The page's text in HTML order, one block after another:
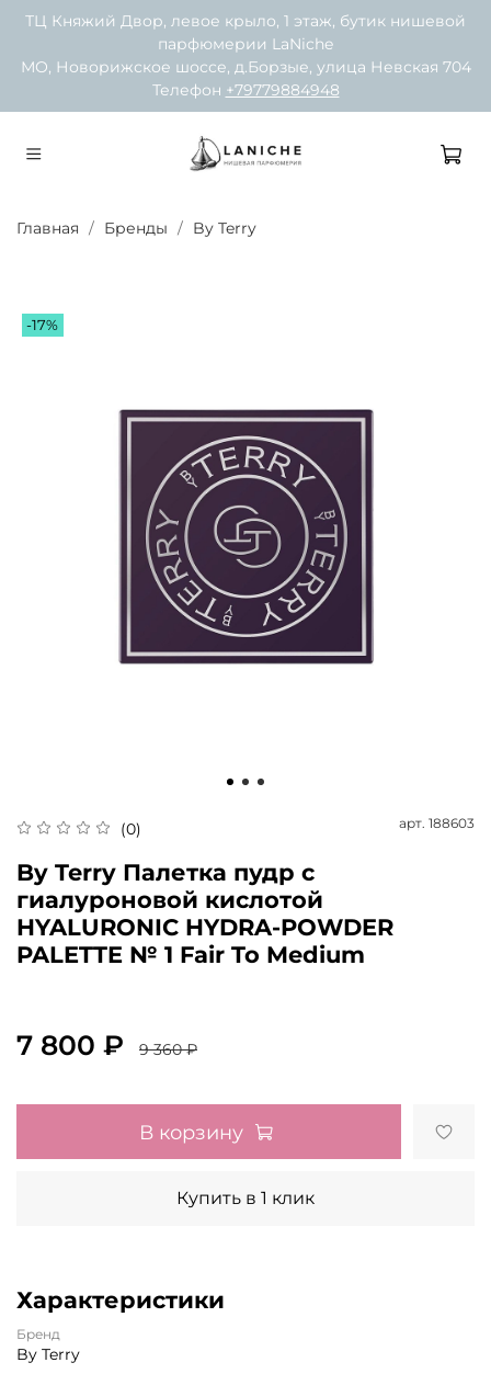
ТЦ Княжий Двор, левое крыло, 1 этаж, бутик нишевой
парфюмерии LaNiche
МО, Новорижское шоссе, д.Борзые, улица Невская 704
Телефон +79779884948
Главная Бренды By Terry
-17%
(0) арт. 188603
By Terry Палетка пудр с
гиалуроновой кислотой
HYALURONIC HYDRA-POWDER
PALETTE № 1 Fair To Medium
7 800 ₽ 9 360 ₽
В корзину
Купить в 1 клик
Характеристики
Бренд
By Terry